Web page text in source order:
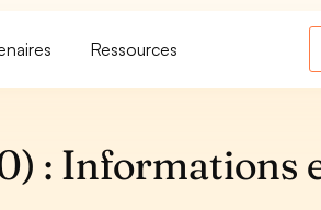
Ressources
: Informations